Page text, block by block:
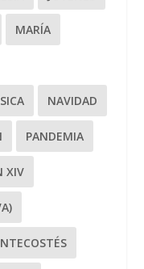
MARÍA
NAVIDAD
PANDEMIA
XIV